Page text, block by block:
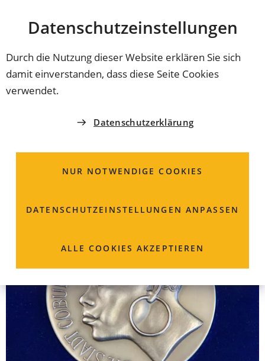
Datenschutz­einstellungen
Durch die Nutzung dieser Website erklären Sie sich
damit einverstanden, dass diese Seite Cookies
verwendet.
Datenschutzerklärung
NUR NOTWENDIGE COOKIES
DATENSCHUTZ­EINSTELLUNGEN ANPASSEN
ALLE COOKIES AKZEPTIEREN
INHALT ANSPRINGEN
Coburg
BÜRO DES OBERBÜRGERMEISTERS
Auszeichnung; Ehrung
durch die Gemeinde